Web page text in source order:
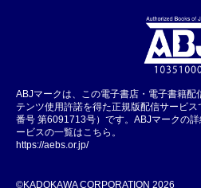
ABJマークは、この電子書店・電子書籍配
テンツ使用許諾を得た正規版配信サービ
番号 第6091713号）です。ABJマークの
ービスの一覧はこちら。
https://aebs.or.jp/
©KADOKAWA CORPORATION 2026